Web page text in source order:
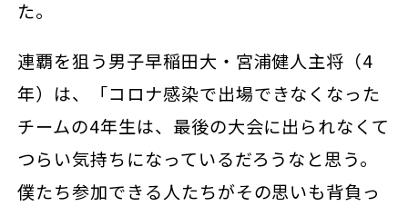
た。
連覇を狙う男子早稲田大・宮浦健人主将（4
年） は、「コロナ感染で出場できなくなった
チームの4年生は、 最後の大会に出られなくて
つらい気持ちになっているだろうなと思う。
僕たち参加できる人たちがその思いも背負っ